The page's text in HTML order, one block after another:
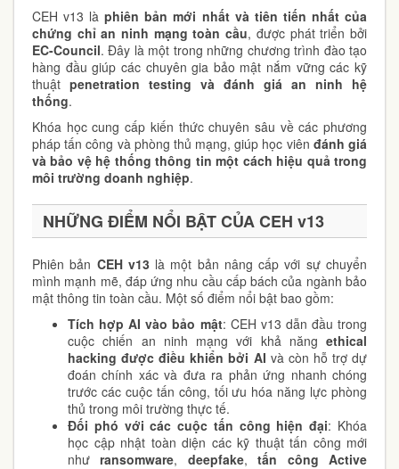
CEH v13 làphiên bản mới nhất và tiên tiến nhất của
chứng chỉ an ninh mạng toàn cầu, được phát triển bởi
EC-Council. Đây là một trong những chương trình đào tạo
hàng đầu giúp các chuyên gia bảo mật nắm vững các kỹ
thuật penetration testing và đánh giá an ninh hệ
thống.
Khóa học cung cấp kiến thức chuyên sâu về các phương
pháp tấn công và phòng thủ mạng, giúp học viên đánh giá
và bảo vệ hệ thống thông tin một cách hiệu quả trong
môi trường doanh nghiệp.
NHỮNG ĐIỂM NỔI BẬT CỦA CEH v13
Phiên bản CEH v13 là một bản nâng cấp với sự chuyển
mình mạnh mẽ, đáp ứng nhu cầu cấp bách của ngành bảo
mật thông tin toàn cầu. Một số điểm nổi bật bao gồm:
Tích hợp AI vào bảo mật: CEH v13 dẫn đầu trong
cuộc chiến an ninh mạng với khả năng ethical
hacking được điều khiển bởi AI và còn hỗ trợ dự
đoán chính xác và đưa ra phản ứng nhanh chóng
trước các cuộc tấn công, tối ưu hóa năng lực phòng
thủ trong môi trường thực tế.
Đối phó với các cuộc tấn công hiện đại: Khóa
học cập nhật toàn diện các kỹ thuật tấn công mới
như ransomware, deepfake,tấn công Active